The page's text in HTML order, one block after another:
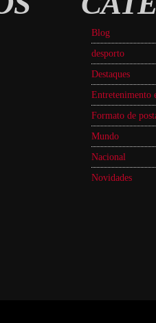
Blog
desporto
Destaques
Entretenimento
Formato de
Mundo
Nacional
Novidades